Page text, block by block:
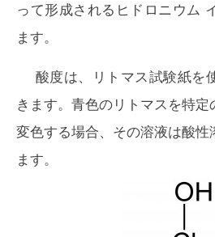
って形成されるヒドロニウム
ます。
酸度は、リトマス試験紙を
きます。青色のリトマスを特定
変色する場合、その溶液は酸性
ます。